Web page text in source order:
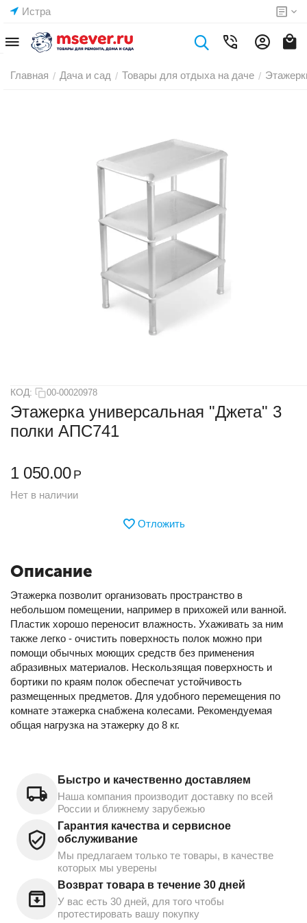
Истра
Главная / Дача и сад / Товары для отдыха на даче /
КОД: 00-00020978
Этажерка универсальная "Джета" 3
полки АПС741
1 050.00 Р
Нет в наличии
Отложить
Описание
Этажерка позволит организовать пространство в
небольшом помещении, например в прихожей или ванной.
Пластик хорошо переносит влажность. Ухаживать за ним
также легко - очистить поверхность полок можно при
помощи обычных моющих средств без применения
абразивных материалов. Нескользящая поверхность и
бортики по краям полок обеспечат устойчивость
размещенных предметов. Для удобного перемещения по
комнате этажерка снабжена колесами. Рекомендуемая
общая нагрузка на этажерку до 8 кг.
Быстро и качественно доставляем
Наша компания производит доставку по всей
России и ближнему зарубежью
Гарантия качества и сервисное
обслуживание
Мы предлагаем только те товары, в качестве
которых мы уверены
Возврат товара в течение 30 дней
У вас есть 30 дней, для того чтобы
протестировать вашу покупку